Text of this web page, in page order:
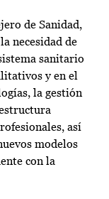
de Sanidad,
necesidad de
sanitario
y en el
la gestión
así
modelos
con la